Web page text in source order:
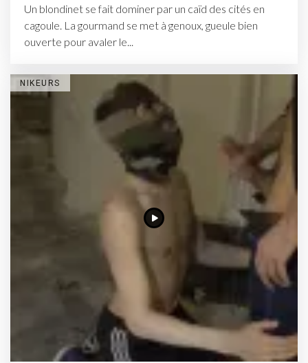
Un blondinet se fait dominer par un caïd des cités en
cagoule. La gourmand se met à genoux, gueule bien
ouverte pour avaler le...
NIKEURS